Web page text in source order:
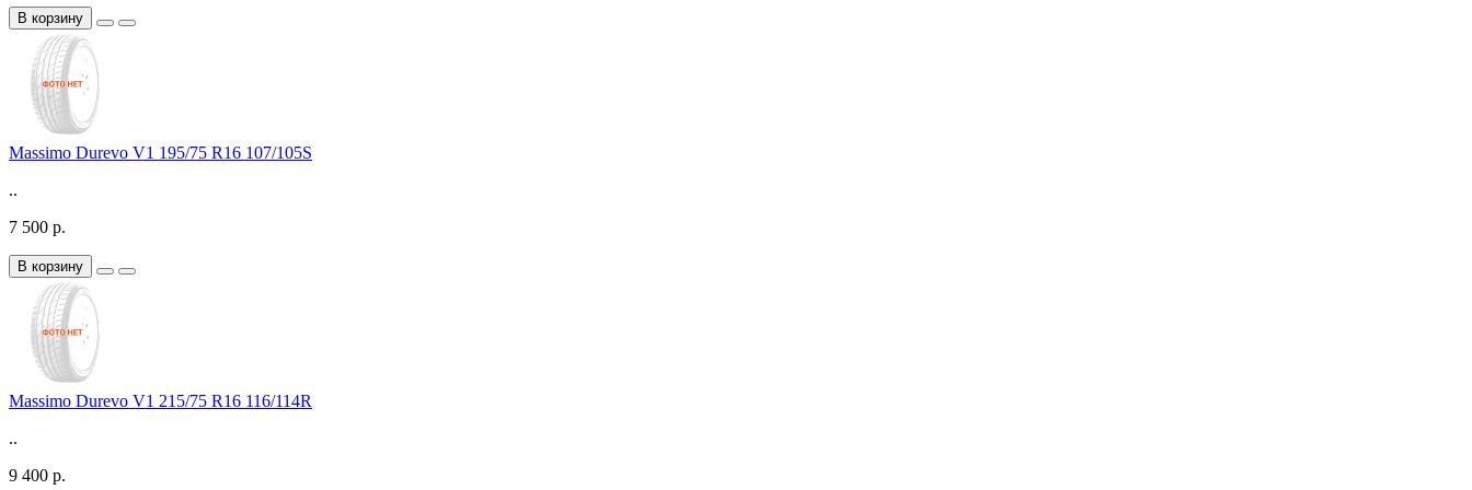
В корзину
Massimo Durevo V1 195/75 R16 107/105S
..
7 500 р.
В корзину
Massimo Durevo V1 215/75 R16 116/114R
..
9 400 р.